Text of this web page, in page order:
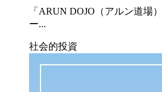
「ARUN DOJO（アルン道場
ー...
社会的投資